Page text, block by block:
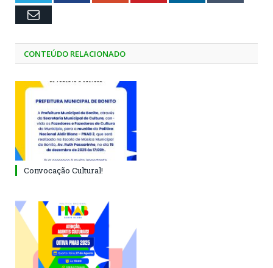
Email
CONTEÚDO RELACIONADO
Convocação Cultural!